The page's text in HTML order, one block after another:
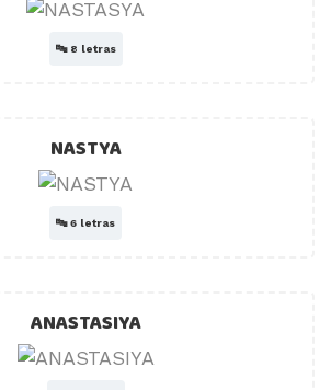
🔤 8 letras
NASTYA
🔤6 letras
ANASTASIYA